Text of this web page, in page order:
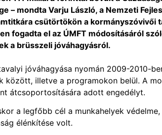
– mondta Varju László, a Nemzeti
csütörtökön a kormányszóvivői
fogadta el az ÚMFT módosításáról
a brüsszeli jóváhagyásról.
jóváhagyása nyomán 2009-2010-
illetve a programokon belül. A
átcsoportosítására adott engedélyt.
a legfőbb cél a munkahelyek
élénkítése volt.